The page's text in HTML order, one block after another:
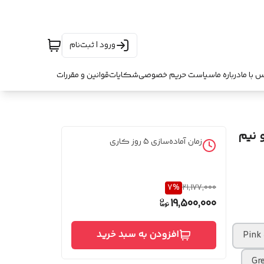
ورود | ثبت‌نام
با مادرباره ماسیاست حریم خصوصیشکایاتقوانین و مقررات
زمان آماده‌سازی5روز کاری
21,177,000
7%
19,500,000
افزودن به سبد خرید